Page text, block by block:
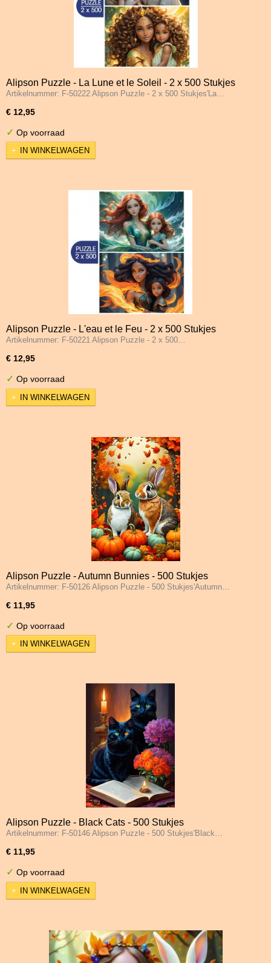
Alipson Puzzle - La Lune et le Soleil - 2 x 500 Stukjes
Artikelnummer: F-50222 Alipson Puzzle - 2 x 500 Stukjes'La…
€ 12,95
✓ Op voorraad
IN WINKELWAGEN
Alipson Puzzle - L'eau et le Feu - 2 x 500 Stukjes
Artikelnummer: F-50221 Alipson Puzzle - 2 x 500…
€ 12,95
✓ Op voorraad
IN WINKELWAGEN
Alipson Puzzle - Autumn Bunnies - 500 Stukjes
Artikelnummer: F-50126 Alipson Puzzle - 500 Stukjes'Autumn…
€ 11,95
✓ Op voorraad
IN WINKELWAGEN
Alipson Puzzle - Black Cats - 500 Stukjes
Artikelnummer: F-50146 Alipson Puzzle - 500 Stukjes'Black…
€ 11,95
✓ Op voorraad
IN WINKELWAGEN